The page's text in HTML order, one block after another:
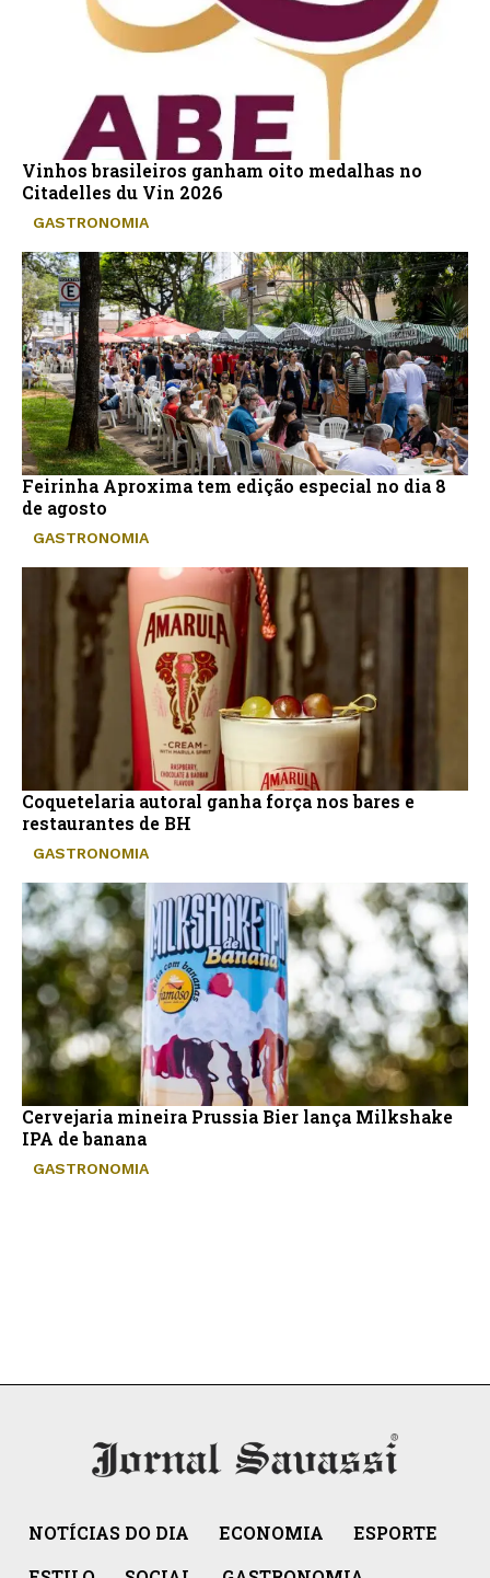
Vinhos brasileiros ganham oito medalhas no
Citadelles du Vin 2026
GASTRONOMIA
Feirinha Aproxima tem edição especial no dia 8
de agosto
GASTRONOMIA
Coquetelaria autoral ganha força nos bares e
restaurantes de BH
GASTRONOMIA
Cervejaria mineira Prussia Bier lança Milkshake
IPA de banana
GASTRONOMIA
NOTÍCIAS DO DIA ECONOMIA
ESPORTE